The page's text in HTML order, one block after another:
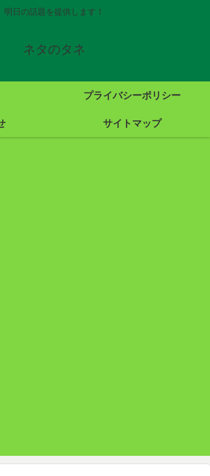
明日の話題を提供します！
ネタのタネ
プライバシーポリシー
サイトマップ